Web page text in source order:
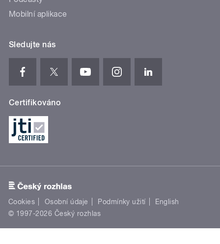
Mobilní aplikace
Sledujte nás
Certifikováno
Cookies Osobní údaje Podmínky užití
English
© 1997-2026 Český rozhlas